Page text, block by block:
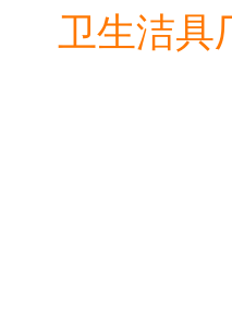
卫生洁具